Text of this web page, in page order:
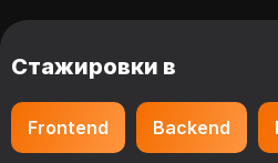
Стажировки в
Frontend Backend